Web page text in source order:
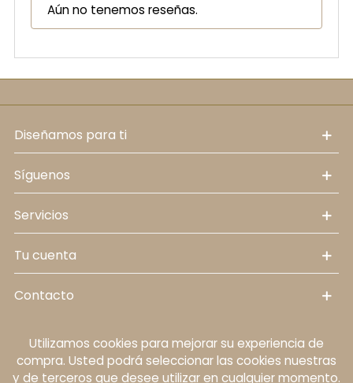
Aún no tenemos reseñas.
diseñamos para ti
síguenos
servicios
tu cuenta
contacto
Política de cookies Aviso legal
Política de
protección de datos personales
Términos y
Utilizamos cookies para mejorar su experiencia de
compra. Usted podrá seleccionar las cookies nuestras
y de terceros que desee utilizar en cualquier momento.